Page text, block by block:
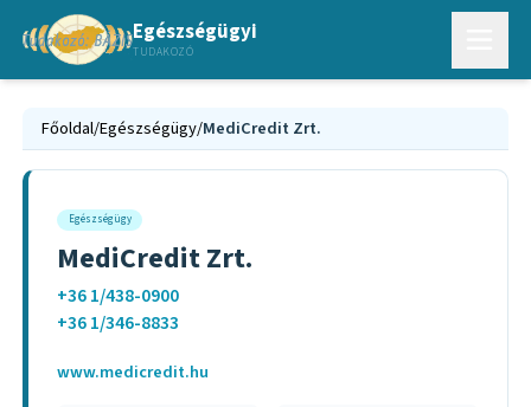
Egészségügyi
TUDAKOZÓ
Főoldal/Egészségügy/MediCredit Zrt.
Egészségügy
MediCredit Zrt.
+36 1/438-0900
+36 1/346-8833
www.medicredit.hu